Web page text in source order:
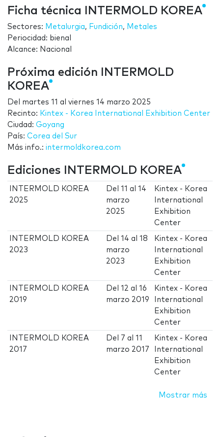
Ficha técnica INTERMOLD KOREA
Sectores: Metalurgia, Fundición, Metales
Periocidad: bienal
Alcance: Nacional
Próxima edición INTERMOLD
KOREA
Del martes 11 al viernes 14 marzo 2025
Recinto: Kintex - Korea International Exhibition Center
Ciudad: Goyang
País: Corea del Sur
Más info.: intermoldkorea.com
Ediciones INTERMOLD KOREA
INTERMOLD KOREA
2025
Del11 al14
marzo
2025
Kintex - Korea
International
Exhibition
Center
INTERMOLD KOREA
2023
Del14 al18
marzo
2023
Kintex - Korea
International
Exhibition
Center
INTERMOLD KOREA
2019
Del12 al16
marzo 2019
Kintex - Korea
International
Exhibition
Center
INTERMOLD KOREA
2017
Del 7 al11
marzo 2017
Kintex - Korea
International
Exhibition
Center
Mostrar más